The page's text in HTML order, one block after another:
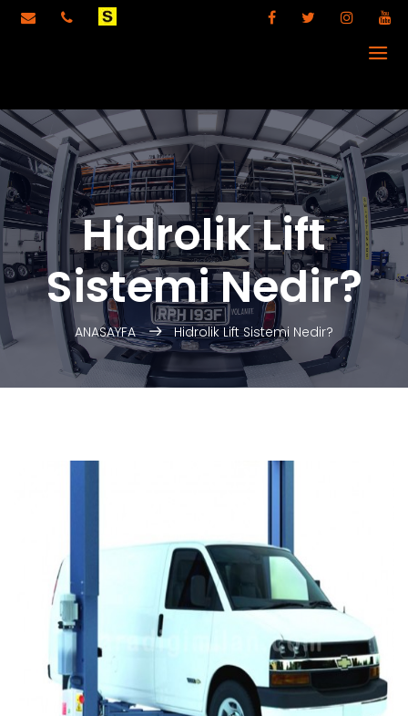
Hidrolik Lift
Sistemi Nedir?
ANASAYFA Hidrolik Lift Sistemi Nedir?